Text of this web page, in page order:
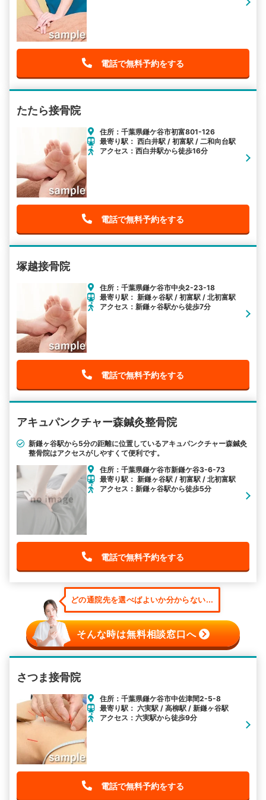
電話で無料予約をする
たたら接骨院
住所：千葉県鎌ケ谷市初富801-126
最寄り駅： 西白井駅 / 初富駅 / 二和向台駅
アクセス：西白井駅から徒歩16分
電話で無料予約をする
塚越接骨院
住所：千葉県鎌ケ谷市中央2-23-18
最寄り駅： 新鎌ヶ谷駅 / 初富駅 / 北初富駅
アクセス：新鎌ヶ谷駅から徒歩7分
電話で無料予約をする
アキュパンクチャー森鍼灸整骨院
新鎌ヶ谷駅から5分の距離に位置しているアキュパンクチャー森鍼灸
整骨院はアクセスがしやすくて便利です。
住所：千葉県鎌ケ谷市新鎌ケ谷3-6-73
最寄り駅： 新鎌ヶ谷駅 / 初富駅 / 北初富駅
アクセス：新鎌ヶ谷駅から徒歩5分
電話で無料予約をする
どの通院先を選べばよいか分からない...
そんな時は無料相談窓口へ
さつま接骨院
住所：千葉県鎌ケ谷市中佐津間2-5-8
最寄り駅： 六実駅 / 高柳駅 / 新鎌ヶ谷駅
アクセス：六実駅から徒歩9分
電話で無料予約をする